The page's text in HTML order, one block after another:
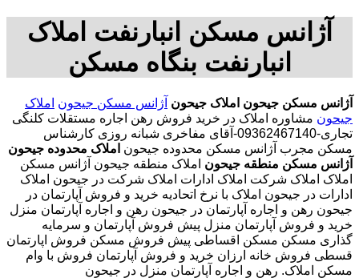
آژانس مسکن انبارنفت املاک
انبارنفت بنگاه مسکن
آژانس مسکن جیحون املاک جیحون آژانس مسکن جیحون املاک
جیحون مشاوره املاک در خرید فروش رهن اجاره مستقلات کلنگی
تجاری-09362467140-آقای مفاخری شبانه روزی کارشناس
مسکن مجرب آژانس مسکن محدوده جیحون املاک محدوده جیحون
آژانس مسکن منطقه جیحون املاک منطقه جیحون آژانس مسکن
املاک املاک شرکت املاک ادارات املاک شرکت در جیحون املاک
ادارات در جیحون املاک با نرخ اتحادیه خرید و فروش آپارتمان در
جیحون رهن و اجاره آپارتمان در جیحون رهن و اجاره آپارتمان منزل
خرید و فروش آپارتمان منزل پیش فروش آپارتمان و سرمایه
گذاری مسکن مسکن اقساطی پیش فروش مسکن فروش اپارتمان
قسطی فروش خانه ارزان خرید و فروش آپارتمان فروش با وام
مسکن املاک. رهن و اجاره آپارتمان منزل در جیحون